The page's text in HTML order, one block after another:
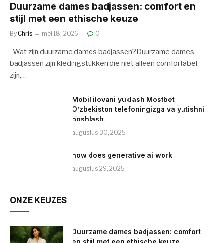
Duurzame dames badjassen: comfort en
stijl met een ethische keuze
By Chris mei 18, 2026 0
Wat zijn duurzame dames badjassen?Duurzame dames
badjassen zijn kledingstukken die niet alleen comfortabel
zijn,…
Mobil ilovani yuklash Mostbet
O’zbekiston telefoningizga va yutishni
boshlash.
augustus 30, 2025
how does generative ai work
augustus 29, 2025
ONZE KEUZES
Duurzame dames badjassen: comfort
en stijl met een ethische keuze